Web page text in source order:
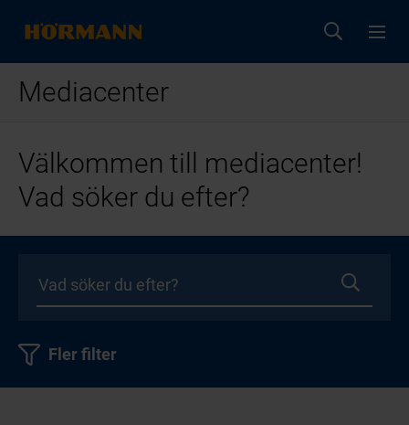
Mediacenter
Välkommen till mediacenter!
Vad söker du efter?
Fler filter